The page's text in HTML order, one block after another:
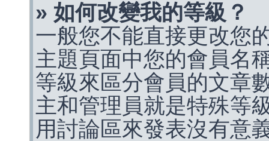
» 如何改變我的等級？
一般您不能直接更改您
主題頁面中您的會員名
等級來區分會員的文章
主和管理員就是特殊等
用討論區來發表沒有意